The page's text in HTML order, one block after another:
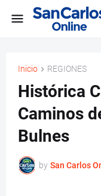
Inicio REGIONES
Histórica
Caminos
Bulnes
by San Carlos